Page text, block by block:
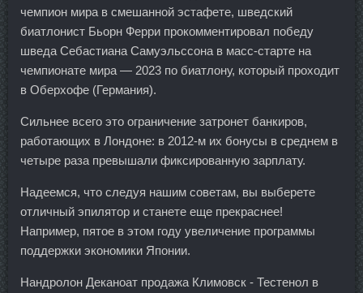
чемпион мира в смешанной эстафете, шведский
биатлонист Бьорн Ферри прокомментировал победу
шведа Себастиана Самуэльссона в масс-старте на
чемпионате мира — 2023 по биатлону, который проходит
в Оберхофе (Германия).
Сильнее всего это ограничение затронет банкиров,
работающих в Лондоне: в 2012-м их бонусы в среднем в
четыре раза превышали фиксированную зарплату.
Надеемся, что следуя нашим советам, вы выберете
отличный эпилятор и станете еще прекраснее!
Например, пятое в этом году увеличение программы
поддержки экономики Японии.
Нандролон Деканоат продажа Климовск - Тестенол в